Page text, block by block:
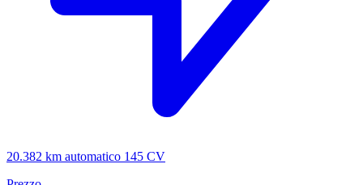
20.382 km automatico 145 CV